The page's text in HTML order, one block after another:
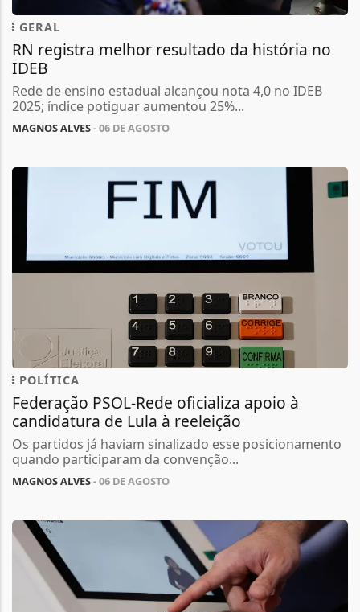
GERAL
RN registra melhor resultado da história no
IDEB
Rede de ensino estadual alcançou nota 4,0 no IDEB
2025; índice potiguar aumentou 25%...
MAGNOS ALVES- 06 DE AGOSTO
POLÍTICA
Federação PSOL-Rede oficializa apoio à
candidatura de Lula à reeleição
Os partidos já haviam sinalizado esse posicionamento
quando participaram da convenção...
MAGNOS ALVES- 06 DE AGOSTO